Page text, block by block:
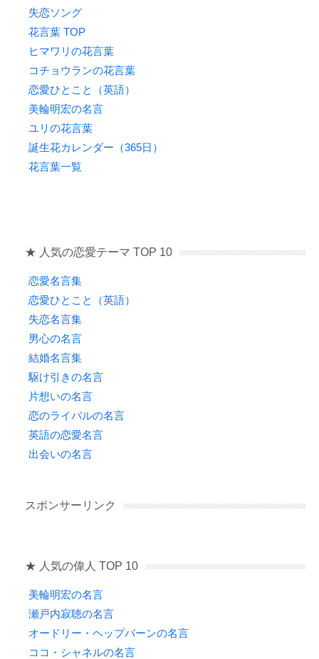
失恋ソング
花言葉 TOP
ヒマワリの花言葉
コチョウランの花言葉
恋愛ひとこと（英語）
美輪明宏の名言
ユリの花言葉
誕生花カレンダー（365日）
花言葉一覧
★ 人気の恋愛テーマ TOP 10
恋愛名言集
恋愛ひとこと（英語）
失恋名言集
男心の名言
結婚名言集
駆け引きの名言
片想いの名言
恋のライバルの名言
英語の恋愛名言
出会いの名言
スポンサーリンク
★ 人気の偉人 TOP 10
美輪明宏の名言
瀬戸内寂聴の名言
オードリー・ヘップバーンの名言
ココ・シャネルの名言